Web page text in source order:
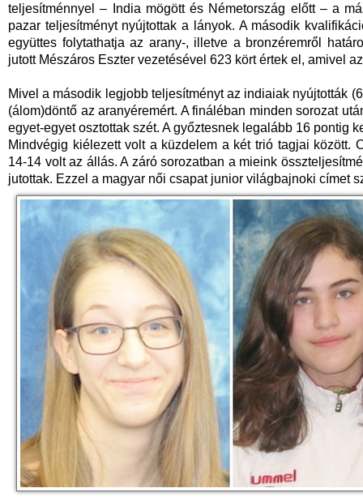
teljesítménnyel – India mögött és Németország előtt – a
pazar teljesítményt nyújtottak a lányok. A második
együttes folytathatja az arany-, illetve a bronzéremről
jutott Mészáros Eszter vezetésével 623 kört értek el, amivel
Mivel a második legjobb teljesítményt az indiaiak nyújtották
(álom)döntő az aranyéremért. A fináléban minden sorozat
egyet-egyet osztottak szét. A győztesnek legalább 16 pontig
Mindvégig kiélezett volt a küzdelem a két trió tagjai között.
14-14 volt az állás. A záró sorozatban a mieink
jutottak. Ezzel a magyar női csapat junior világbajnoki címet